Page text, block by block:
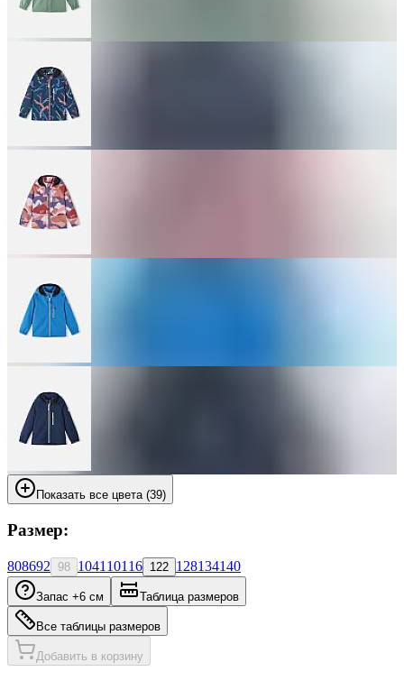
Показать все цвета (39)
Размер:
808692 98 104110116 122 128134140
Запас +6 см Таблица размеров
Все таблицы размеров
Добавить в корзину